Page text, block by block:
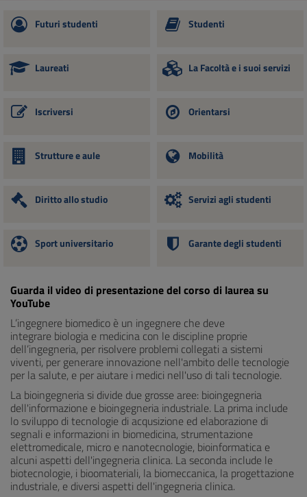
Futuri studenti Studenti
Laureati La Facoltà e i suoi servizi
Iscriversi Orientarsi
Strutture e aule Mobilità
Diritto allo studio Servizi agli studenti
Sport universitario Garante degli studenti
Guarda il video di presentazione del corso di laurea su
YouTube
L’ingegnere biomedico è un ingegnere che deve
integrare biologia e medicina con le discipline proprie
dell’ingegneria, per risolvere problemi collegati a sistemi
viventi, per generare innovazione nell'ambito delle tecnologie
per la salute, e per aiutare i medici nell'uso di tali tecnologie.
La bioingegneria si divide due grosse aree: bioingegneria
dell'informazione e bioingegneria industriale. La prima include
lo sviluppo di tecnologie di acqusizione ed elaborazione di
segnali e informazioni in biomedicina, strumentazione
elettromedicale, micro e nanotecnologie, bioinformatica e
alcuni aspetti dell'ingegneria clinica. La seconda include le
biotecnologie, i bioomateriali, la biomeccanica, la progettazione
industriale, e diversi aspetti dell'ingegneria clinica.